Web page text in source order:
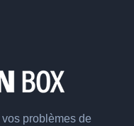
problèmes de